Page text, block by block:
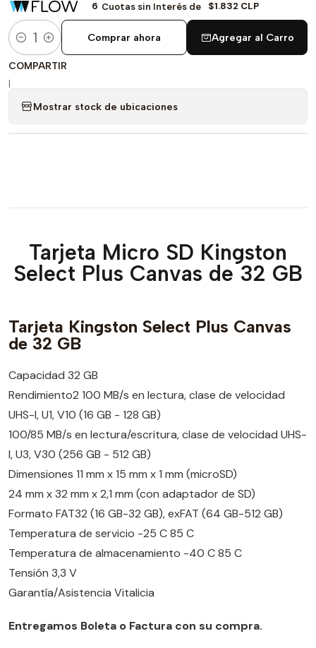
6 Cuotas sin Interés de $1.832 CLP
Cantidad
Agregar al Carro
Comprar ahora
COMPARTIR
|
Mostrar stock de ubicaciones
Tarjeta Micro SD Kingston
Select Plus Canvas de 32 GB
Tarjeta Kingston Select Plus Canvas
de 32 GB
Capacidad 32 GB
Rendimiento2 100 MB/s en lectura, clase de velocidad
UHS-I, U1, V10 (16 GB - 128 GB)
100/85 MB/s en lectura/escritura, clase de velocidad UHS-
I, U3, V30 (256 GB - 512 GB)
Dimensiones 11 mm x 15 mm x 1 mm (microSD)
24 mm x 32 mm x 2,1 mm (con adaptador de SD)
Formato FAT32 (16 GB-32 GB), exFAT (64 GB-512 GB)
Temperatura de servicio -25 C 85 C
Temperatura de almacenamiento -40 C 85 C
Tensión 3,3 V
Garantía/Asistencia Vitalicia
Entregamos Boleta o Factura con su compra.